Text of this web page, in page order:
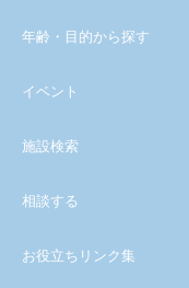
年齢・目的から探す
イベント
施設検索
相談する
お役立ちリンク集